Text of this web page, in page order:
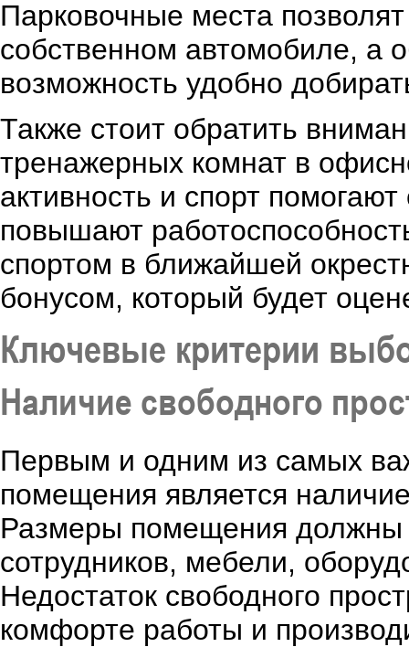
Парковочные места
собственном автомобиле, а
возможность удобно
Также стоит обратить
тренажерных комнат в
активность и спорт
повышают
спортом в ближайшей
бонусом, который будет
Ключевые критерии
Наличие свободного
Первым и одним из самых
помещения является
Размеры помещения должны
сотрудников, мебели,
Недостаток свободного
комфорте работы и